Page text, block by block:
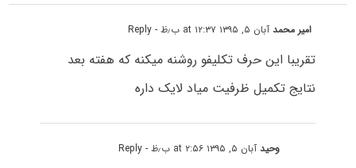
امیر محمدآبان ۵, ۱۳۹۵ at ۱۲:۳۷ ب٫ظ - Reply
تقریبا این حرف تکلیفو روشنه میکنه که هفته بعد
نتایج تکمیل ظرفیت میاد لایک داره
وحیدآبان ۵, ۱۳۹۵ at ۲:۵۶ ب٫ظ - Reply